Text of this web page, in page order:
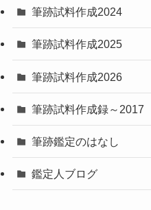
筆跡試料作成2024
筆跡試料作成2025
筆跡試料作成2026
筆跡試料作成録～2017
筆跡鑑定のはなし
鑑定人ブログ